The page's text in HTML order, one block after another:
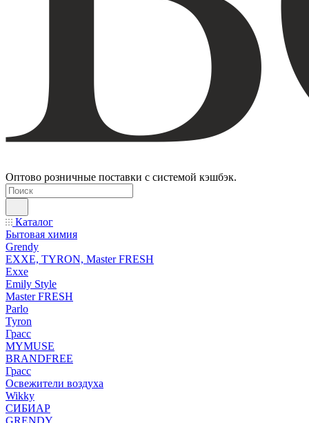
Оптово розничные поставки с системой кэшбэк.
Каталог
Бытовая химия
Grendy
EXXE, TYRON, Master FRESH
Exxe
Emily Style
Master FRESH
Parlo
Tyron
Грасс
MYMUSE
BRANDFREE
Грасс
Освежители воздуха
Wikky
СИБИАР
GRENDY